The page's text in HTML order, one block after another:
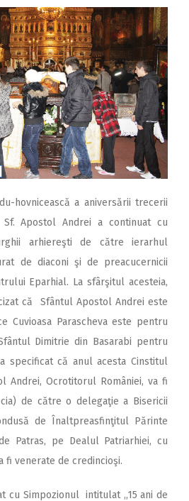
hovnicească a aniversării trecerii
Apostol Andrei a continuat cu
arhiereşti de către ierarhul
de diaconi şi de preacucernicii
Eparhial. La sfârşitul acesteia,
că Sfântul Apostol Andrei este
Cuvioasa Parascheva este pentru
Dimitrie din Basarabi pentru
specificat că anul acesta Cinstitul
Andrei, Ocrotitorul României, va fi
de către o delegaţie a Bisericii
de Înaltpreasfinţitul Părinte
Patras, pe Dealul Patriarhiei, cu
venerate de credincioşi.
cu Simpozionul intitulat ,,15 ani de